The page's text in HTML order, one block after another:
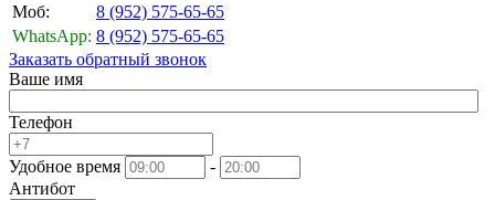
Моб: 8 (952) 575-65-65
WhatsApp: 8 (952) 575-65-65
Заказать обратный звонок
Ваше имя
Телефон
Удобное время
-
Антибот